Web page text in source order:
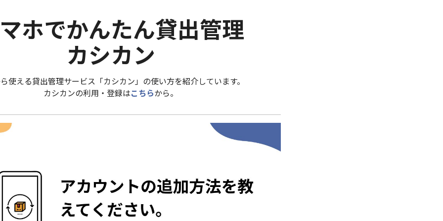
ホでかんたん貸出管理
カシカン
使える貸出管理サービス「カシカン」の使い方を紹介しています。
カシカンの利用・登録はこちらから。